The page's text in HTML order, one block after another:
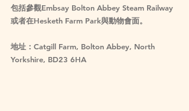
包括參觀Embsay Bolton Abbey Steam Railway
或者在Hesketh Farm Park與動物會面。
地址：Catgill Farm, Bolton Abbey, North
Yorkshire, BD23 6HA